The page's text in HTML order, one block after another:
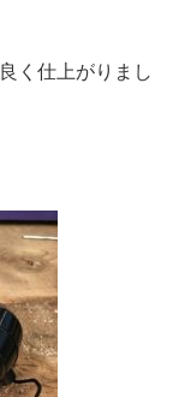
く仕上がりまし